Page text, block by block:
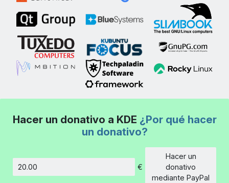
Hacer un donativo a KDE ¿Por qué hacer
un donativo?
Cantidad
€
Hacer un
donativo
mediante PayPal